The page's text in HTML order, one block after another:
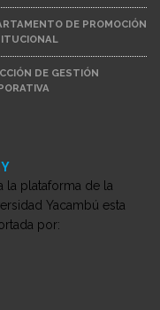
DE PROMOCIÓN
DE GESTIÓN
la plataforma de la
Yacambú esta
por: